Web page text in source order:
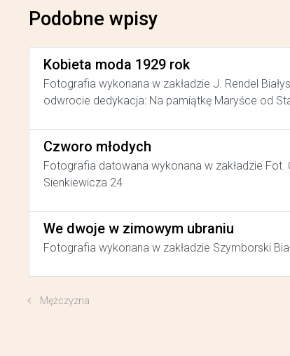
Podobne wpisy
Kobieta moda 1929 rok
Fotografia wykonana w zakładzie J. Rendel
odwrocie dedykacja: Na pamiątkę Maryśce od
Czworo młodych
Fotografia datowana wykonana w zakładzie Fot.
Sienkiewicza 24
We dwoje w zimowym ubraniu
Fotografia wykonana w zakładzie Szymborski
Mężczyzna